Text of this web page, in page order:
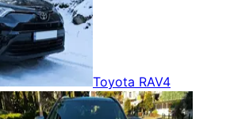
Toyota RAV4